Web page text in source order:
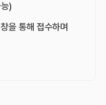
)
을 통해 접수하며